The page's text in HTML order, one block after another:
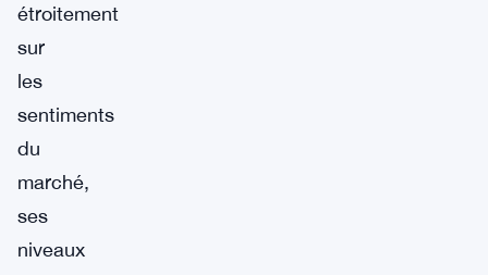
étroitement
sur
les
sentiments
du
marché,
ses
niveaux